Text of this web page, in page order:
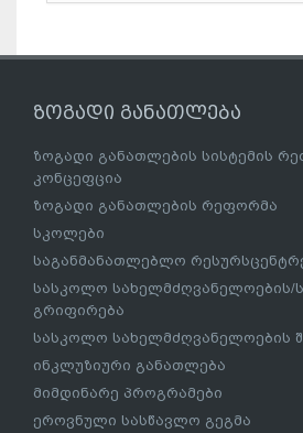
ზოგადი განათლება
ზოგადი განათლების სისტემის
კონცეფცია
ზოგადი განათლების რეფორმა
სკოლები
საგანმანათლებლო
სასკოლო სახელმძღვანელოების/
გრიფირება
სასკოლო სახელმძღვანელოების
ინკლუზიური განათლება
მიმდინარე პროგრამები
ეროვნული სასწავლო გეგმა